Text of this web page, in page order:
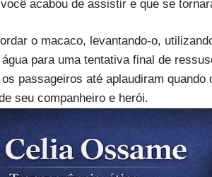
acabou de assistir e que se
o macaco, levantando-o,
para uma tentativa final de
passageiros até aplaudiram
seu companheiro e herói.